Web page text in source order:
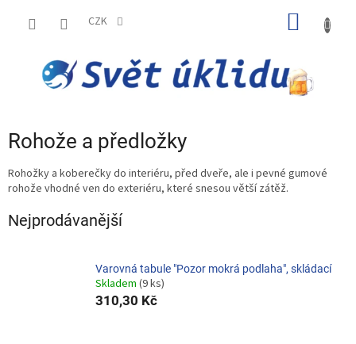
CZK
Rohože a předložky
Rohožky a koberečky do interiéru, před dveře, ale i pevné gumové
rohože vhodné ven do exteriéru, které snesou větší zátěž.
Nejprodávanější
Varovná tabule "Pozor mokrá podlaha", skládací
Skladem (9 ks)
310,30 Kč